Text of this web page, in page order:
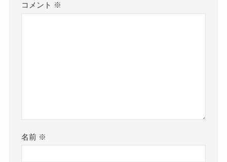
コメント ※
名前 ※